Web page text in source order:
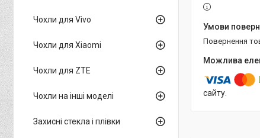
повернення
сайту.
Чохли для Vivo
Чохли для Xiaomi
Чохли для ZTE
Чохли на інші моделі
Захисні стекла і плівки